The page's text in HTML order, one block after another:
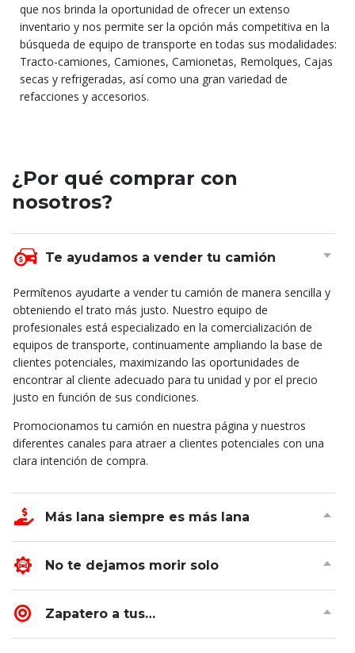
que nos brinda la oportunidad de ofrecer un extenso
inventario y nos permite ser la opción más competitiva en la
búsqueda de equipo de transporte en todas sus modalidades:
Tracto-camiones, Camiones, Camionetas, Remolques, Cajas
secas y refrigeradas, así como una gran variedad de
refacciones y accesorios.
¿Por qué comprar con
nosotros?
Te ayudamos a vender tu camión
Permítenos ayudarte a vender tu camión de manera sencilla y
obteniendo el trato más justo. Nuestro equipo de
profesionales está especializado en la comercialización de
equipos de transporte, continuamente ampliando la base de
clientes potenciales, maximizando las oportunidades de
encontrar al cliente adecuado para tu unidad y por el precio
justo en función de sus condiciones.
Promocionamos tu camión en nuestra página y nuestros
diferentes canales para atraer a clientes potenciales con una
clara intención de compra.
Más lana siempre es más lana
No te dejamos morir solo
Zapatero a tus…